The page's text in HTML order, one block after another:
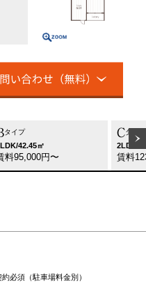
タイプ
42.45㎡
料95,000円〜
Cタイプ
2LDK/
賃料
必須（駐車場料金別）